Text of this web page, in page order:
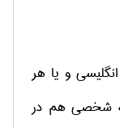
و یا هر
شخصی هم در